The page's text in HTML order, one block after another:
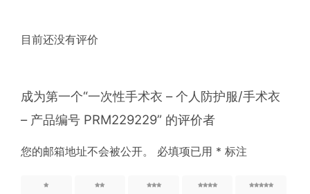
目前还没有评价
成为第一个“一次性手术衣 – 个人防护服/手术衣
– 产品编号 PRM229229” 的评价者
您的邮箱地址不会被公开。 必填项已用 * 标注
1 星
2 星
3 星
4 星
5 星